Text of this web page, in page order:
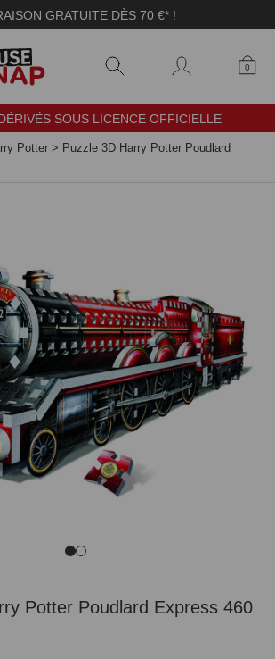
GRATUITE DÈS 70 €* !
0
SOUS LICENCE OFFICIELLE
Potter > Puzzle 3D Harry Potter Poudlard
Potter Poudlard Express 460
cookies